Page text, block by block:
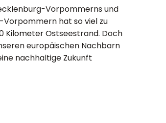
Vorpommerns und
Vorpommern hat so viel zu
Kilometer Ostseestrand. Doch
europäischen Nachbarn
nachhaltige Zukunft